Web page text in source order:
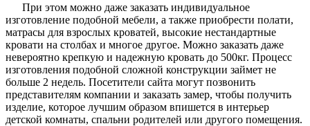
При этом можно даже заказать индивидуальное
изготовление подобной мебели, а также приобрести полати,
матрасы для взрослых кроватей, высокие нестандартные
кровати на столбах и многое другое. Можно заказать даже
невероятно крепкую и надежную кровать до 500кг. Процесс
изготовления подобной сложной конструкции займет не
больше 2 недель. Посетители сайта могут позвонить
представителям компании и заказать замер, чтобы получить
изделие, которое лучшим образом впишется в интерьер
детской комнаты, спальни родителей или другого помещения.